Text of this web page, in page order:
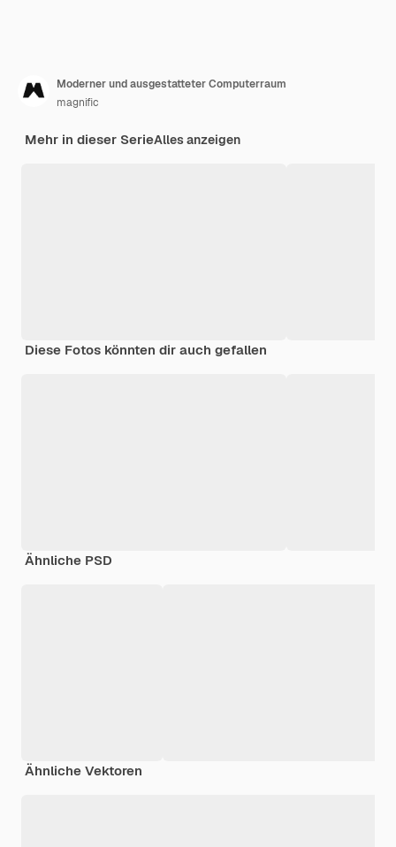
Moderner und ausgestatteter Computerraum
magnific
Mehr in dieser SerieAlles anzeigen
Diese Fotos könnten dir auch gefallen
Ähnliche PSD
Ähnliche Vektoren